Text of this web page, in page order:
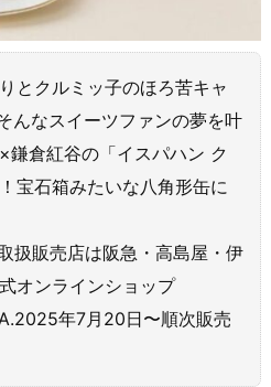
とクルミッ子のほろ苦キャ
んなスイーツファンの夢を叶
鎌倉紅谷の「イスパハン ク
宝石箱みたいな八角形缶に
扱販売店は阪急・高島屋・伊
オンラインショップ
年7月20日〜順次販売